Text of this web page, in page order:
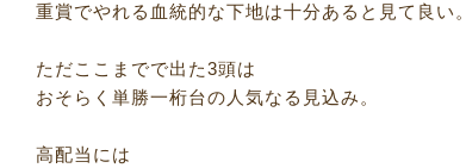
重賞でやれる血統的な下地は十分あると見て良い。
ただここまでで出た3頭は
おそらく単勝一桁台の人気なる見込み。
高配当には